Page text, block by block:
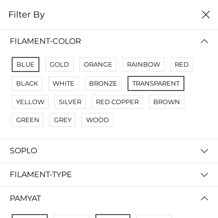
0
цена от высокой к
No Results
Not Found Filters1
Not Found Filters2
Filter By
FILAMENT-COLOR
BLUE GOLD ORANGE RAINBOW RED
BLACK WHITE BRONZE TRANSPARENT
YELLOW SILVER RED COPPER BROWN
GREEN GREY WOOD
SOPLO
FILAMENT-TYPE
PAMYAT